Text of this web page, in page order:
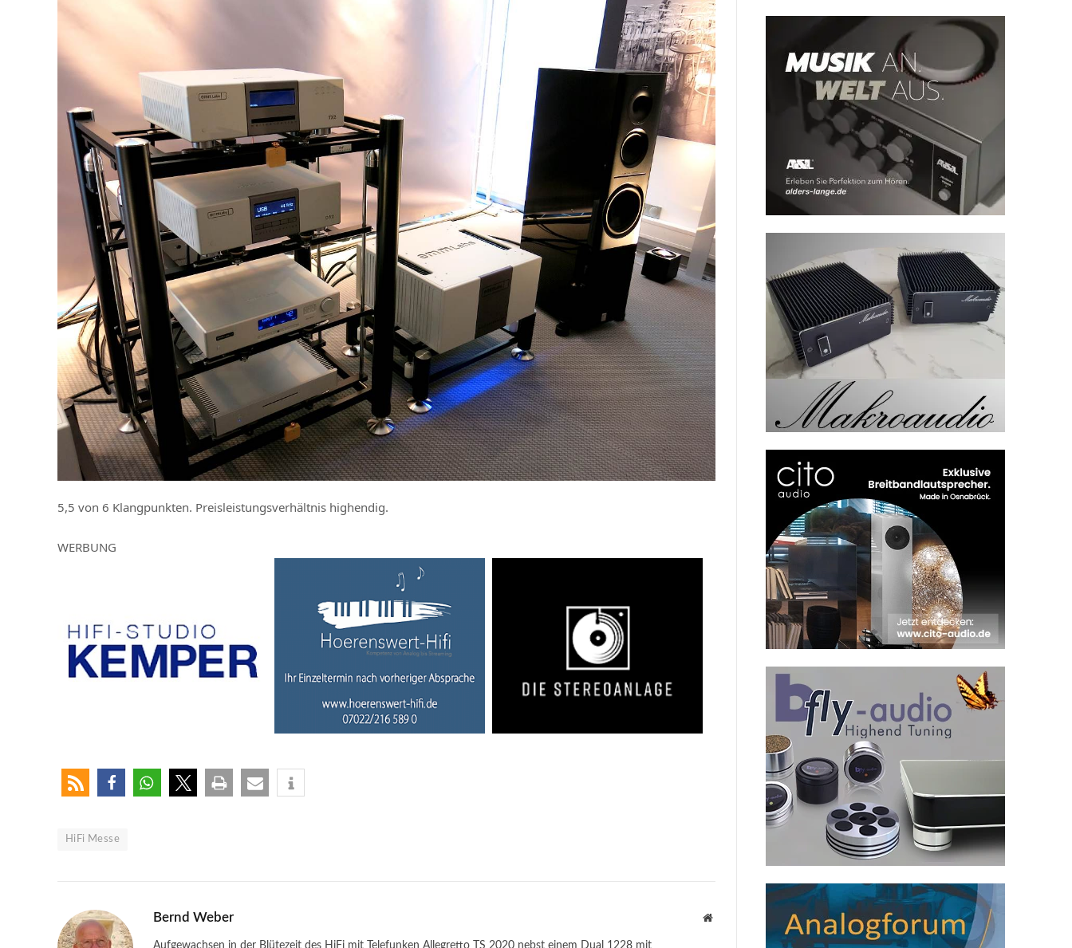
5,5 von 6 Klangpunkten. Preisleistungsverhältnis highendig.
WERBUNG
HiFi Messe
Bernd Weber Website